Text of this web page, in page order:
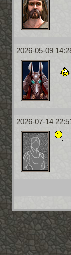
2026-05-09
2026-07-14